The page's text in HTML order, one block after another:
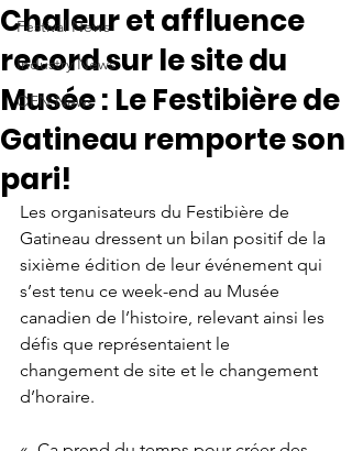
Festival News
Industry News
OFN News
Chaleur et affluence
record sur le site du
Musée : Le Festibière de
Gatineau remporte son
pari!
Les organisateurs du Festibière de
Gatineau dressent un bilan positif de la
sixième édition de leur événement qui
s’est tenu ce week-end au Musée
canadien de l’histoire, relevant ainsi les
défis que représentaient le
changement de site et le changement
d’horaire.